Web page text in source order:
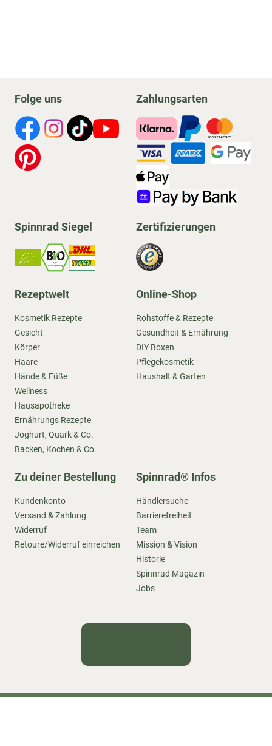
Folge uns Zahlungsarten
Spinnrad Siegel Zertifizierungen
Rezeptwelt
Kosmetik Rezepte
Gesicht
Körper
Haare
Hände & Füße
Wellness
Hausapotheke
Ernährungs Rezepte
Joghurt, Quark & Co.
Backen, Kochen & Co.
Online-Shop
Rohstoffe & Rezepte
Gesundheit & Ernährung
DIY Boxen
Pflegekosmetik
Haushalt & Garten
Zu deiner Bestellung
Kundenkonto
Versand & Zahlung
Widerruf
Retoure/Widerruf einreichen
Spinnrad® Infos
Händlersuche
Barrierefreiheit
Team
Mission & Vision
Historie
Spinnrad Magazin
Jobs